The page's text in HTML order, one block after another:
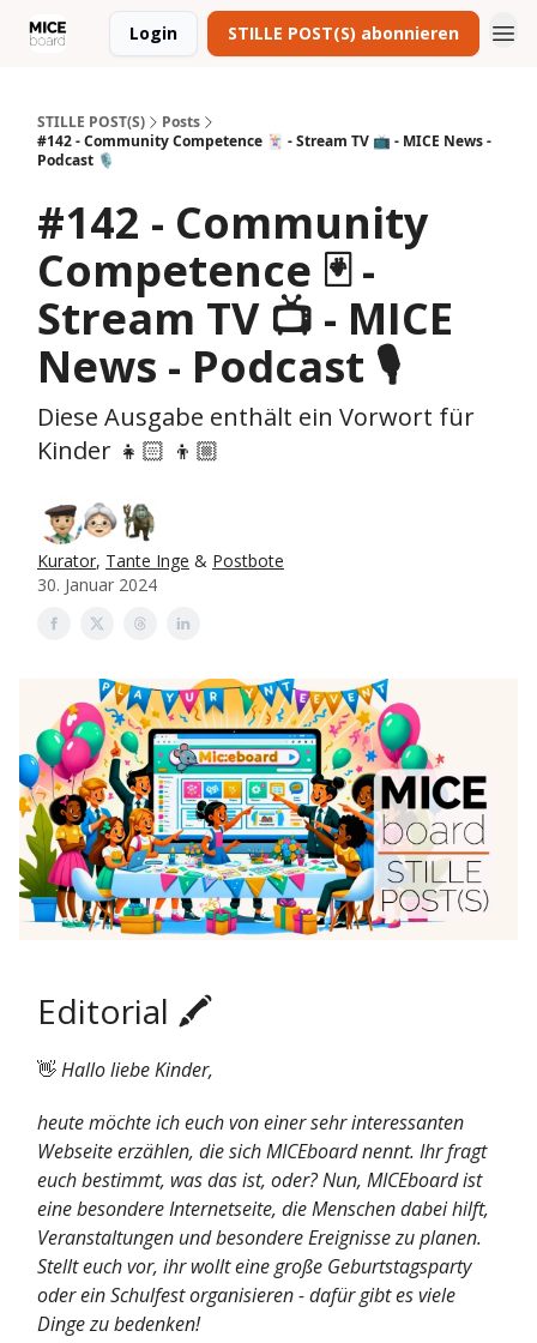
Login STILLE POST(S) abonnieren
STILLE POST(S)
Posts
#142 - Community Competence 🃏 - Stream TV 📺 - MICE News -
Podcast 🎙️
#142 - Community
Competence 🃏 -
Stream TV 📺 - MICE
News - Podcast 🎙️
Diese Ausgabe enthält ein Vorwort für
Kinder 👧🏻 👦🏼
Kurator, Tante Inge & Postbote
30. Januar 2024
Editorial 🖍️
👋Hallo liebe Kinder,
heute möchte ich euch von einer sehr interessanten
Webseite erzählen, die sich MICEboard nennt. Ihr fragt
euch bestimmt, was das ist, oder? Nun, MICEboard ist
eine besondere Internetseite, die Menschen dabei hilft,
Veranstaltungen und besondere Ereignisse zu planen.
Stellt euch vor, ihr wollt eine große Geburtstagsparty
oder ein Schulfest organisieren - dafür gibt es viele
Dinge zu bedenken!